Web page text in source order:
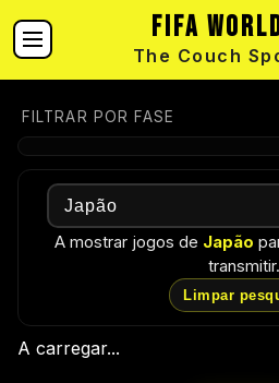
FIFA
The Couch
FILTRAR POR FASE
A mostrar jogos de Japão
transmitir.
Limpar
A carregar...